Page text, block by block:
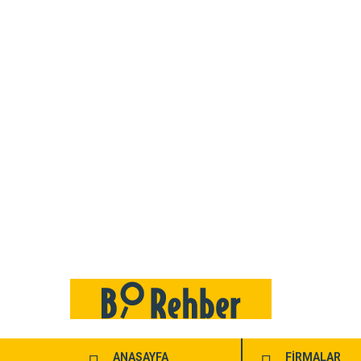
ANASAYFA FİRMALAR